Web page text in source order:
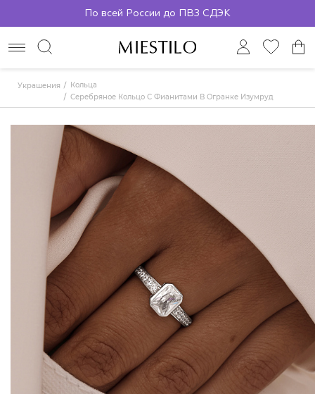
По всей России до ПВЗ СДЭК
Украшения
Кольца
Серебряное Кольцо С Фианитами В Огранке Изумруд